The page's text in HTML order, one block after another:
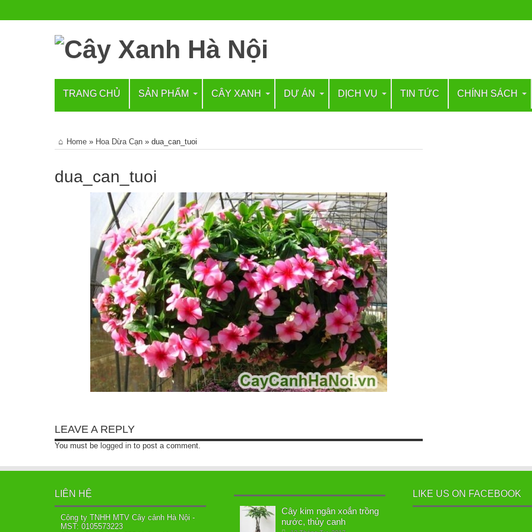
TRANG CHỦ SẢN PHẨM CÂY XANH DỰ ÁN DỊCH VỤ TIN TỨC CHÍNH SÁCH
Home » Hoa Dừa Cạn » dua_can_tuoi
dua_can_tuoi
LEAVE A REPLY
You must be logged in to post a comment.
LIÊN HỆ
Công ty TNHH MTV Cây cảnh Hà Nội -
MST: 0105573223
Cây kim ngân xoắn trồng
nước, thủy canh
LIKE US ON FACEBOOK